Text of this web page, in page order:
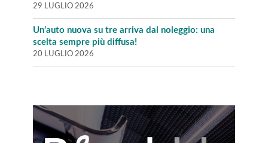
29 LUGLIO 2026
Un’auto nuova su tre arriva dal noleggio: una
scelta sempre più diffusa!
20 LUGLIO 2026